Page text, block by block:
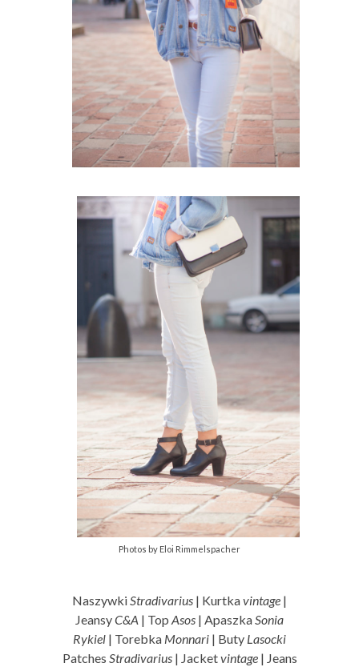
Photos by Eloi Rimmelspacher
NaszywkiStradivarius | Kurtkavintage |
JeansyC&A | Top Asos | ApaszkaSonia
Rykiel | Torebka Monnari | Buty Lasocki
Patches Stradivarius | Jacketvintage| Jeans